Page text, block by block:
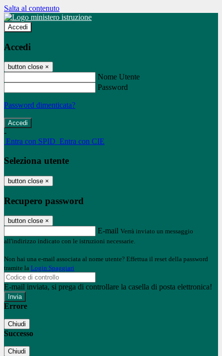
Salta al contenuto
Accedi
Accedi
button close ×
Nome Utente
Password
Password dimenticata?
-
Entra con SPID Entra con CIE
Seleziona utente
button close ×
Recupero password
button close ×
E-mail Verrà inviato un messaggio
all'indirizzo indicato con le istruzioni necessarie.
Non hai una e-mail associata al nome utente? Effettua il reset della password
tramite la Login Spaggiari
E-mail inviata, si prega di controllare la casella di posta elettronica!
Errore
Chiudi
Successo
Chiudi